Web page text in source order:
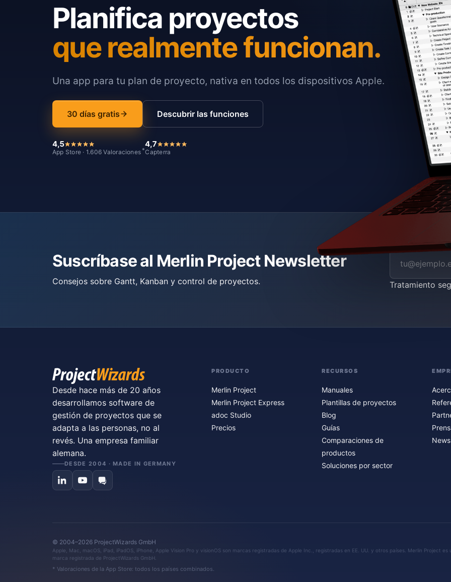
Planifica proyectos
que realmente funcionan.
Una app para tu plan de proyecto, nativa en todos los dispositivos Apple.
30 días gratis Descubrir las funciones
4,5
App Store · 1.606 Valoraciones *
4,7
Capterra
Suscríbase al Merlin Project Newsletter
Consejos sobre Gantt, Kanban y control de proyectos. Tratamiento
Desde hace más de 20 años
desarrollamos software de
gestión de proyectos que se
adapta a las personas, no al
revés. Una empresa familiar
alemana.
DESDE 2004 · MADE IN GERMANY
PRODUCTO
Merlin Project
Merlin Project Express
adoc Studio
Precios
RECURSOS
Manuales
Plantillas de proyectos
Blog
Guías
Comparaciones de
productos
Soluciones por sector
© 2004–2026 ProjectWizards GmbH
Apple, Mac, macOS, iPad, iPadOS, iPhone, Apple Vision Pro y visionOS son marcas registradas de Apple Inc., registradas en EE. UU. y otros países. Merlin Project es
marca registrada de ProjectWizards GmbH.
* Valoraciones de la App Store: todos los países combinados.